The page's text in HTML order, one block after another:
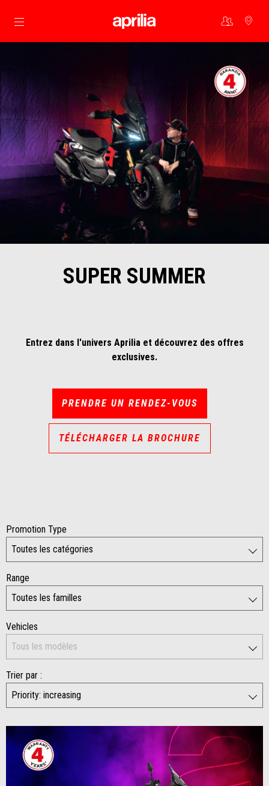
Aller au contenu principal
SUPER SUMMER
Entrez dans l'univers Aprilia et découvrez des offres
exclusives.
PRENDRE UN RENDEZ-VOUS
TÉLÉCHARGER LA BROCHURE
Promotion Type
Range
Vehicles
Trier par :